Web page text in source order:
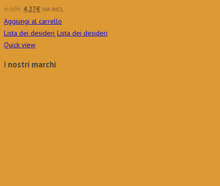
6,10€ Il
prezzo
originale
era:
4,27€Il
prezzo
attuale
IVA INCL.
Aggiungi al carrello
Lista dei desideri Lista dei desideri
Quick view
I nostri marchi